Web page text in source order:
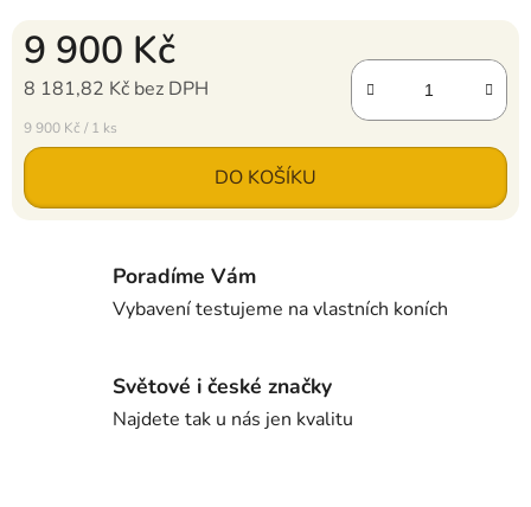
9 900 Kč
8 181,82 Kč bez DPH
Měrná cena:
9 900 Kč / 1 ks
DO KOŠÍKU
Poradíme Vám
Vybavení testujeme na vlastních koních
Světové i české značky
Najdete tak u nás jen kvalitu